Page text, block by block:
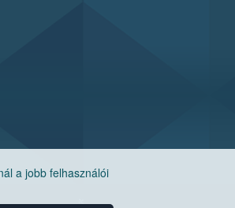
a jobb felhasználói